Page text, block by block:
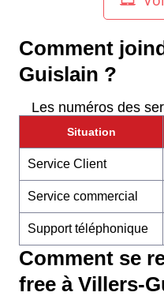
Comment
Guislain ?
Les numéros des
Situation
Service Client
Service commercial
Support téléphonique
Comment se
free à Villers-